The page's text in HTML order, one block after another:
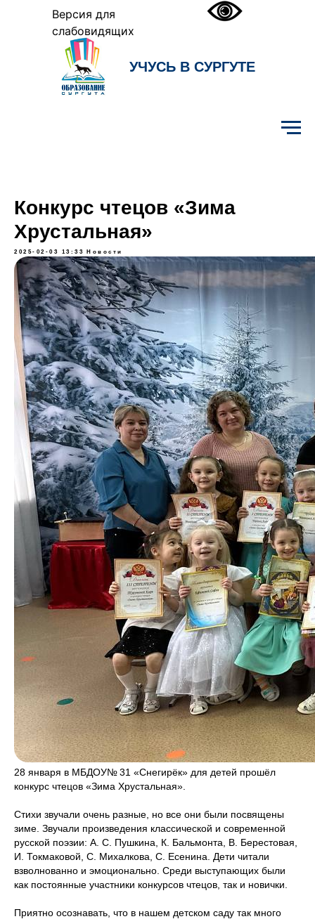
Версия для
слабовидящих
УЧУСЬ В СУРГУТЕ
Конкурс чтецов «Зима
Хрустальная»
2025-02-03 13:33 Новости
28 января в МБДОУ№ 31 «Снегирёк» для детей прошёл
конкурс чтецов «Зима Хрустальная».
Стихи звучали очень разные, но все они были посвящены
зиме. Звучали произведения классической и современной
русской поэзии: А. С. Пушкина, К. Бальмонта, В. Берестовая,
И. Токмаковой, С. Михалкова, С. Есенина. Дети читали
взволнованно и эмоционально. Среди выступающих были
как постоянные участники конкурсов чтецов, так и новички.
Приятно осознавать, что в нашем детском саду так много